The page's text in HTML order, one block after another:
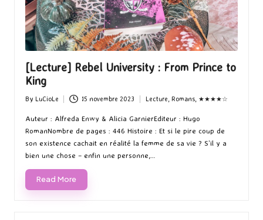
[Lecture] Rebel University : From Prince to
King
Posted
by
By LuCioLe 15 novembre 2023
in
Lecture, Romans, ★★★★☆
Auteur : Alfreda Enwy & Alicia GarnierEditeur : Hugo
RomanNombre de pages : 446 Histoire : Et si le pire coup de
son existence cachait en réalité la femme de sa vie ? S’il y a
bien une chose – enfin une personne,…
Read More